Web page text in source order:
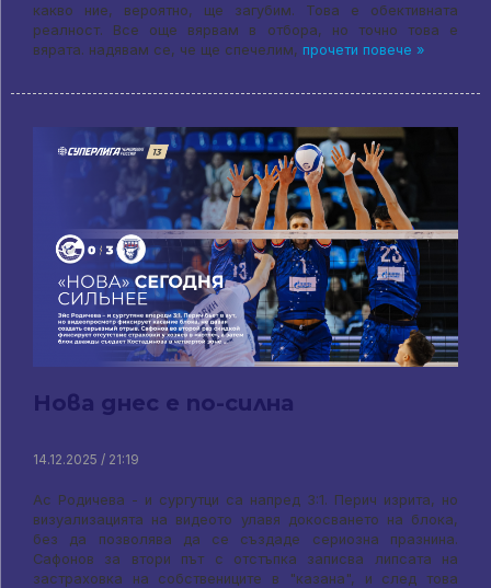
какво ние, вероятно, ще загубим. Това е обективната
реалност. Все още вярвам в отбора, но точно това е
вярата. надявам се, че ще спечелим, прочети повече »
Нова днес е по-силна
14.12.2025 / 21:19
Ас Родичева - и сургутци са напред 3:1. Перич изрита, но
визуализацията на видеото улавя докосването на блока,
без да позволява да се създаде сериозна празнина.
Сафонов за втори път с отстъпка записва липсата на
застраховка на собствениците в "казана", и след това